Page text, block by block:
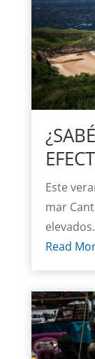
Este
mar
Read